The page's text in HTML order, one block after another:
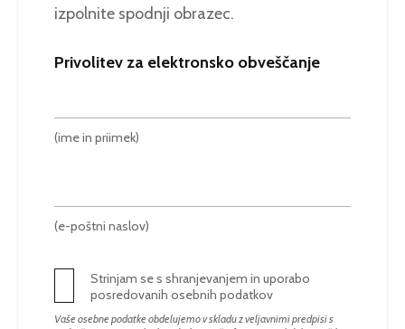
izpolnite spodnji obrazec.
Privolitev za elektronsko obveščanje
(ime in priimek)
(e-poštni naslov)
Strinjam se s shranjevanjem in uporabo
posredovanih osebnih podatkov
Vaše osebne podatke obdelujemo v skladu z veljavnimi predpisi s